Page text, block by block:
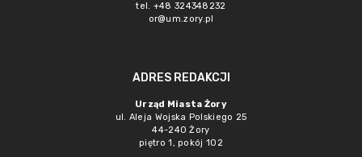
tel. +48 324348232
or@um.zory.pl
ADRES REDAKCJI
Urząd Miasta Żory
ul. Aleja Wojska Polskiego 25
44-240 Żory
piętro 1, pokój 102